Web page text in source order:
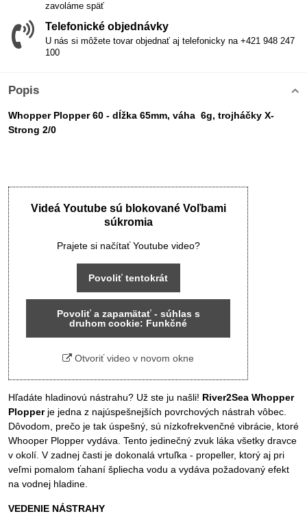
zavoláme späť
Telefonické objednávky
U nás si môžete tovar objednať aj telefonicky na +421 948 247
100
Popis
Whopper Plopper 60 - dĺžka 65mm, váha 6g, trojháčky X-
Strong 2/0
Videá Youtube sú blokované Voľbami
súkromia
Prajete si načítať Youtube video?
Povoliť tentokrát
Povoliť a zapamätať - súhlas s
druhom cookie: Funkčné
Otvoriť video v novom okne
Hľadáte hladinovú nástrahu? Už ste ju našli! River2Sea Whopper
Plopperje jedna z najúspešnejších povrchových nástrah vôbec.
Dôvodom, prečo je tak úspešný, sú nízkofrekvenčné vibrácie, ktoré
Whooper Plopper vydáva. Tento jedinečný zvuk láka všetky dravce
v okolí. V zadnej časti je dokonalá vrtuľka - propeller, ktorý aj pri
veľmi pomalom ťahaní špliecha vodu a vydáva požadovaný efekt
na vodnej hladine.
VEDENIE NÁSTRAHY